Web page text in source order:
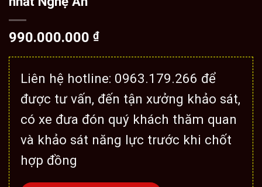
990.000.000 ₫
Liên hệ hotline: 0963.179.266 để
được tư vấn, đến tận xưởng khảo sát,
có xe đưa đón quý khách thăm quan
và khảo sát năng lực trước khi chốt
hợp đồng